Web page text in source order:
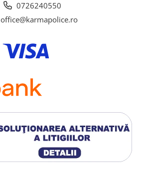
0726240550
office@karmapolice.ro